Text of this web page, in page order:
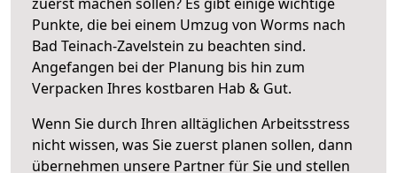
Punkte, die bei einem Umzug von Worms nach
Bad Teinach-Zavelstein zu beachten sind.
Angefangen bei der Planung bis hin zum
Verpacken Ihres kostbaren Hab & Gut.
Wenn Sie durch Ihren alltäglichen Arbeitsstress
nicht wissen, was Sie zuerst planen sollen, dann
übernehmen unsere Partner für Sie und stellen